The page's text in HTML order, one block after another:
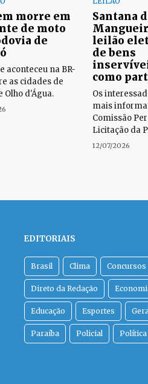
morre em
de moto
de
aconteceu na BR-
as cidades de
Olho d'Água.
Santana
leilão
de bens
como
Os
mais
Comissão
Licitação da
12/07/2026
EDITORIAIS
Brasil Clima Concursos
Direto da Redação
Educação Esportes
Paraíba Policial Política